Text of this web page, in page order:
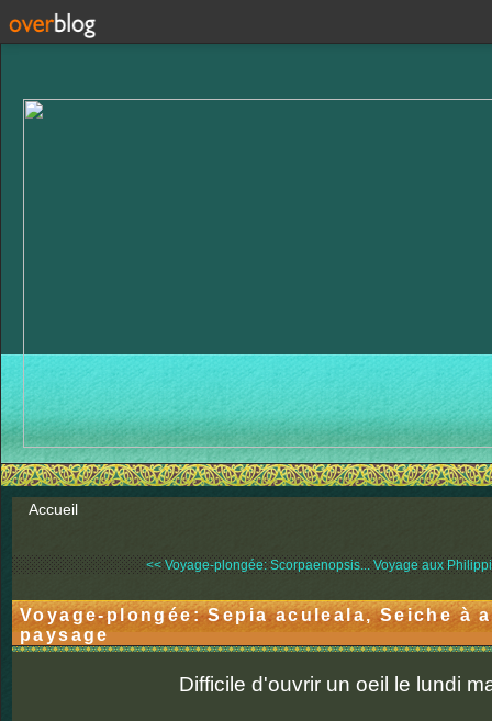
Accueil
<< Voyage-plongée: Scorpaenopsis... Voyage aux
Voyage-plongée: Sepia aculeala, Seiche à
paysage
Difficile d'ouvrir un oeil le lundi